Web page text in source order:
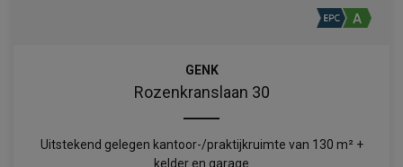
GENK
Rozenkranslaan 30
Uitstekend gelegen kantoor-/praktijkruimte van 130 m² +
kelder en garage